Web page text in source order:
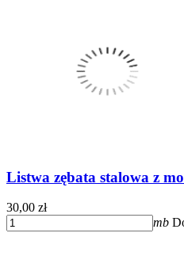
Listwa zębata stalowa z
30,00 zł
mb